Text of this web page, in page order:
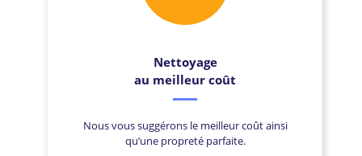
Nettoyage
au meilleur coût
Nous vous suggérons le meilleur coût ainsi
qu’une propreté parfaite.